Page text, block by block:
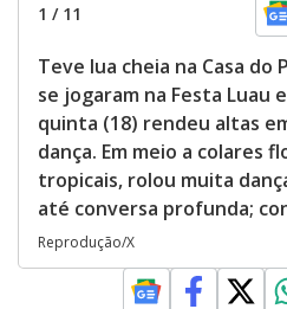
1 / 11
Teve lua cheia na Casa do
se jogaram na Festa Luau
quinta (18) rendeu altas
dança. Em meio a colares
tropicais, rolou muita
até conversa profunda;
Reprodução/X